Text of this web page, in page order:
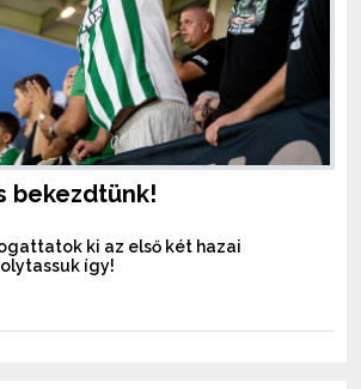
bekezdtünk!
ki az első két hazai
így!